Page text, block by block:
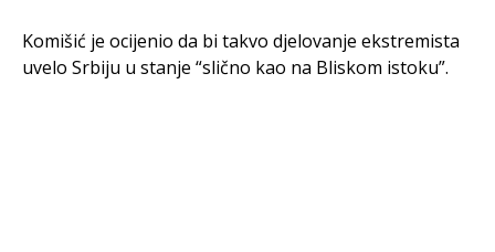
Komišić je ocijenio da bi takvo djelovanje ekstremista
uvelo Srbiju u stanje “slično kao na Bliskom istoku”.